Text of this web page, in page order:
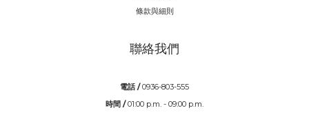
條款與細則
聯絡我們
電話 /0936-803-555
時間 /01:00 p.m. - 09:00 p.m.